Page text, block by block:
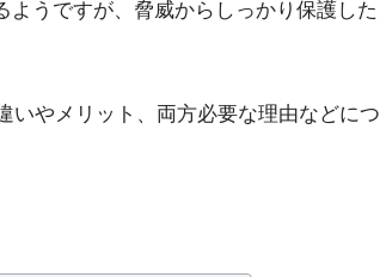
うですが、脅威からしっかり保護した
いやメリット、両方必要な理由などにつ